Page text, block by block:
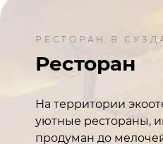
РЕСТОРАН В
Ресторан
На территории
уютные рестораны,
продуман до